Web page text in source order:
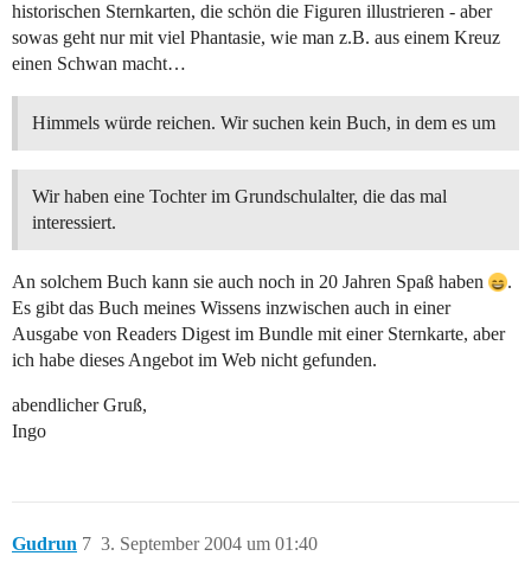
historischen Sternkarten, die schön die Figuren illustrieren - aber
sowas geht nur mit viel Phantasie, wie man z.B. aus einem Kreuz
einen Schwan macht…
Himmels würde reichen. Wir suchen kein Buch, in dem es um
Wir haben eine Tochter im Grundschulalter, die das mal
interessiert.
An solchem Buch kann sie auch noch in 20 Jahren Spaß haben
.
Es gibt das Buch meines Wissens inzwischen auch in einer
Ausgabe von Readers Digest im Bundle mit einer Sternkarte, aber
ich habe dieses Angebot im Web nicht gefunden.
abendlicher Gruß,
Ingo
Gudrun 3. September 2004 um 01:40
7